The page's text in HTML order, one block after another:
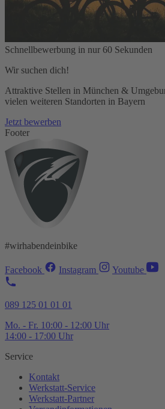
Schnellbewerbung in nur 60 Sekunden
Wir suchen dich!
Attraktive Stellen in München &
vielen weiteren Standorten in Bayern
Jetzt bewerben
Footer
#wirhabendeinbike
Facebook Instagram Youtube
089 125 01 01 01
Mo. - Fr. 10:00 - 12:00 Uhr
14:00 - 17:00 Uhr
Service
Kontakt
Werkstatt-Service
Werkstatt-Partner